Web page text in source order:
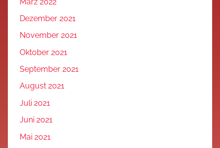
Dezember 2021
November 2021
Oktober 2021
September 2021
August 2021
Juli 2021
Juni 2021
Mai 2021